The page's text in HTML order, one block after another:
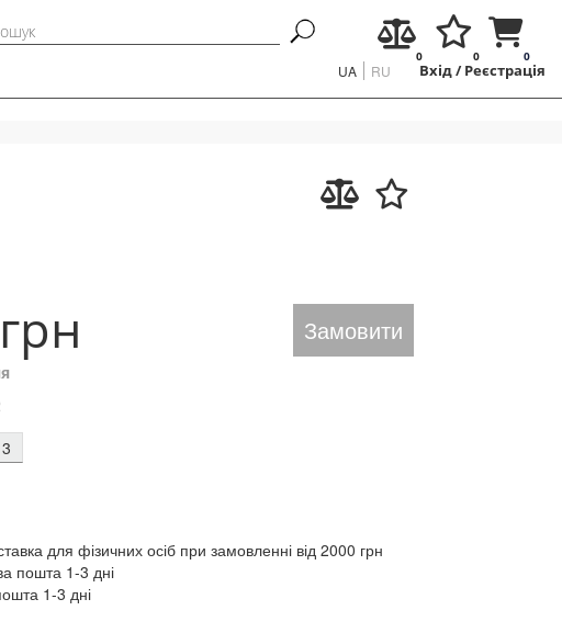
0
0
0
Вхід/Реєстрація
UA RU
Замовити
для фізичних осіб при замовленні від 2000 грн
пошта 1-3 дні
1-3 дні